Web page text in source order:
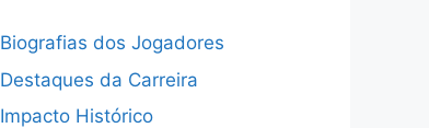
Biografias dos Jogadores
Destaques da Carreira
Impacto Histórico